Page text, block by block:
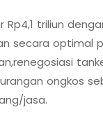
triliun
secara optimal
ongkos
jasa.